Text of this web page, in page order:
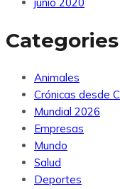
Categories
Animales
Crónicas desde
Mundial 2026
Empresas
Mundo
Salud
Deportes